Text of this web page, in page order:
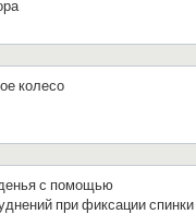
колесо
с помощью
при фиксации спинки